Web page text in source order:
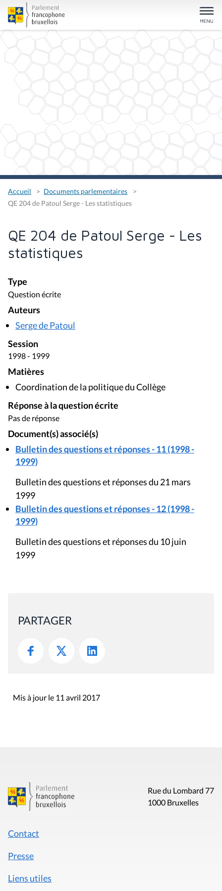
Accueil
Documents parlementaires
QE 204 de Patoul Serge - Les statistiques
QE 204 de Patoul Serge - Les
statistiques
Type
Question écrite
Auteurs
Serge de Patoul
Session
1998 - 1999
Matières
Coordination de la politique du Collège
Réponse à la question écrite
Pas de réponse
Document(s) associé(s)
Bulletin des questions et réponses - 11 (1998 -
1999)
Bulletin des questions et réponses du 21 mars
1999
Bulletin des questions et réponses - 12 (1998 -
1999)
Bulletin des questions et réponses du 10 juin
1999
PARTAGER
Mis à jour le 11 avril 2017
Rue du Lombard 77
1000 Bruxelles
Contact
Presse
Liens utiles